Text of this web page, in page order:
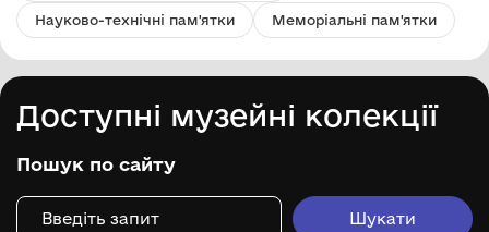
Науково-технічні пам'ятки Меморіальні пам'ятки
Доступні музейні колекції
Пошук по сайту